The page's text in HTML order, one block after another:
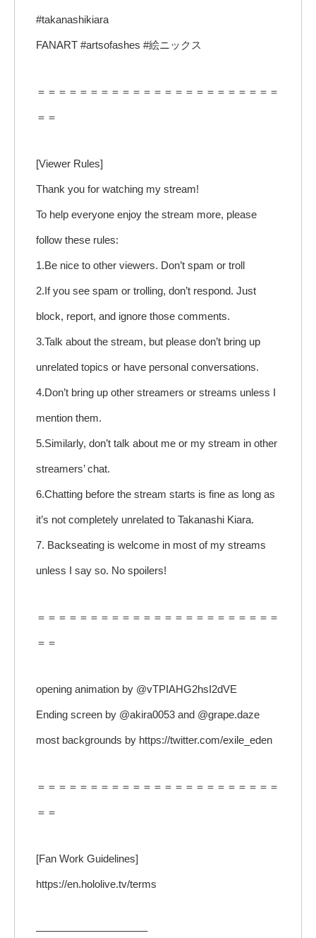
#takanashikiara
FANART #artsofashes #絵ニックス
＝＝＝＝＝＝＝＝＝＝＝＝＝＝＝＝＝＝＝＝＝＝＝
＝＝
[Viewer Rules]
Thank you for watching my stream!
To help everyone enjoy the stream more, please
follow these rules:
1.Be nice to other viewers. Don’t spam or troll
2.If you see spam or trolling, don’t respond. Just
block, report, and ignore those comments.
3.Talk about the stream, but please don’t bring up
unrelated topics or have personal conversations.
4.Don’t bring up other streamers or streams unless I
mention them.
5.Similarly, don’t talk about me or my stream in other
streamers’ chat.
6.Chatting before the stream starts is fine as long as
it’s not completely unrelated to Takanashi Kiara.
7. Backseating is welcome in most of my streams
unless I say so. No spoilers!
＝＝＝＝＝＝＝＝＝＝＝＝＝＝＝＝＝＝＝＝＝＝＝
＝＝
opening animation by @vTPIAHG2hsI2dVE
Ending screen by @akira0053 and @grape.daze
most backgrounds by https://twitter.com/exile_eden
＝＝＝＝＝＝＝＝＝＝＝＝＝＝＝＝＝＝＝＝＝＝＝
＝＝
[Fan Work Guidelines]
https://en.hololive.tv/terms
——————————–